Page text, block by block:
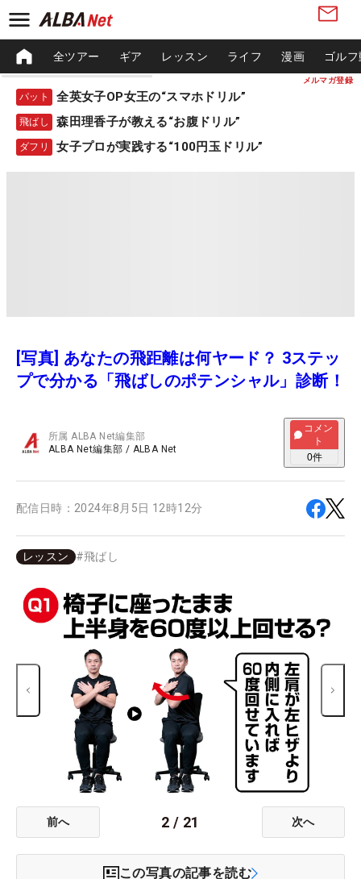
メルマガ登録
全ツアー ギア レッスン ライフ 漫画 ゴル
パット 全英女子OP女王の“スマホドリル”
飛ばし 森田理香子が教える“お腹ドリル”
ダフリ 女子プロが実践する“100円玉ドリル”
[写真] あなたの飛距離は何ヤード？ 3ステッ
プで分かる「飛ばしのポテンシャル」診断！
所属ALBA Net編集部
ALBA Net編集部 / ALBA Net
コメン
ト
0件
配信日時： 2024年8月5日 12時12分
レッスン #飛ばし
前へ 2 / 21 次へ
この写真の記事を読む